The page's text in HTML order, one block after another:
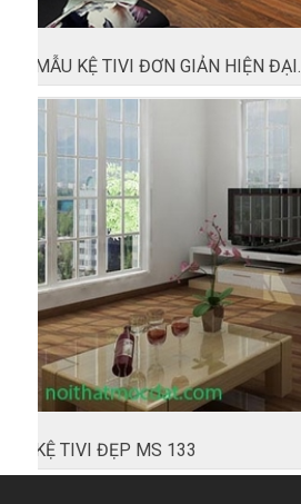
MẪU KỆ TIVI ĐƠN GIẢN HIỆN ĐẠI.
KỆ TIVI ĐẸP MS 133